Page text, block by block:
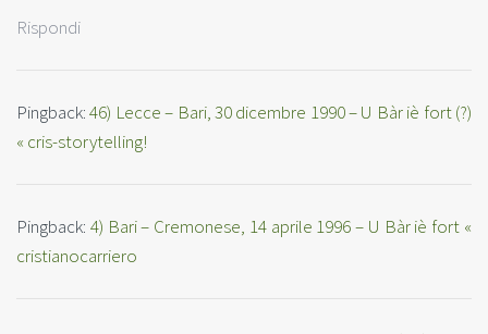
Rispondi
Pingback:46) Lecce – Bari, 30 dicembre 1990 – U Bàr iè fort (?)
« cris-storytelling!
Pingback: 4) Bari – Cremonese, 14 aprile 1996 – U Bàr iè fort «
cristianocarriero